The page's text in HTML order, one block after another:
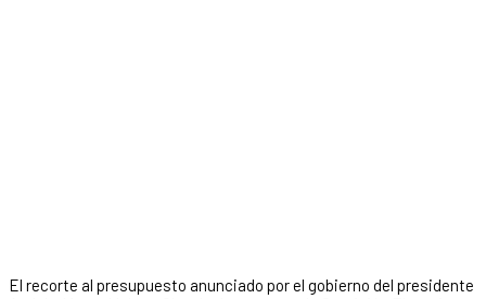
El recorte al presupuesto anunciado por el gobierno del presidente